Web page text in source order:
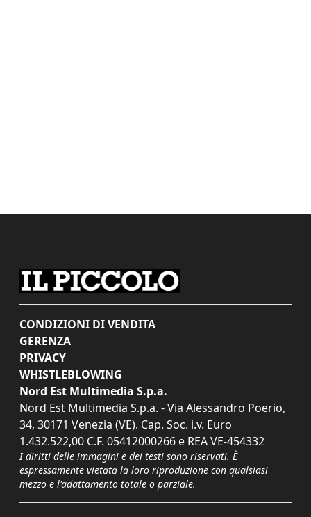
CONDIZIONI DI VENDITA
GERENZA
PRIVACY
WHISTLEBLOWING
Nord Est Multimedia S.p.a.
Nord Est Multimedia S.p.a. - Via Alessandro Poerio,
34, 30171 Venezia (VE). Cap. Soc. i.v. Euro
1.432.522,00 C.F. 05412000266 e REA VE-454332
I diritti delle immagini e dei testi sono riservati. È
espressamente vietata la loro riproduzione con qualsiasi
mezzo e l'adattamento totale o parziale.